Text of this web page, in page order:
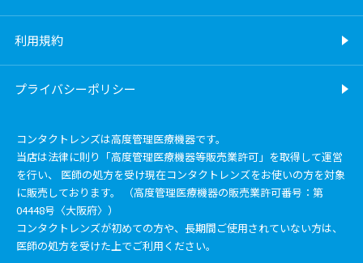
利用規約
プライバシーポリシー
コンタクトレンズは高度管理医療機器です。
当店は法律に則り「高度管理医療機器等販売業許可」を取得して運営
を行い、 医師の処方を受け現在コンタクトレンズをお使いの方を対象
に販売しております。 （高度管理医療機器の販売業許可番号：第
04448号〈大阪府〉）
コンタクトレンズが初めての方や、長期間ご使用されていない方は、
医師の処方を受けた上でご利用ください。